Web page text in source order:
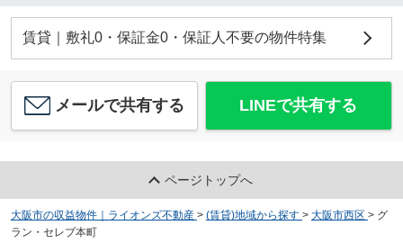
賃貸｜敷礼0・保証金0・保証人不要の物件特集
メールで共有する LINEで共有する
ページトップへ
大阪市の収益物件｜ライオンズ不動産 > (賃貸)地域から探す > 大阪市西区 > グ
ラン・セレブ本町